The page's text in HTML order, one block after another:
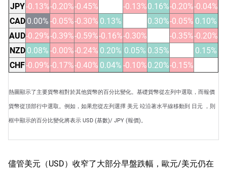
JPY-0.13%-0.20%-0.45% -0.13%0.16%-0.20%-0.04%
CAD 0.00%-0.05%-0.30% 0.13% 0.30%-0.05% 0.10%
AUD-0.29%-0.39%-0.59%-0.16%-0.30% -0.35%-0.20%
NZD 0.08%-0.00%-0.24% 0.20% 0.05% 0.35%
0.15%
CHF-0.09%-0.17%-0.40% 0.04%-0.10%0.20%-0.15%
熱圖顯示了主要貨幣相對於其他貨幣的百分比變化。基礎貨幣從左列中選取，而報價
貨幣從頂部行中選取。例如，如果您從左列選擇 美元 竝沿著水平線移動到 日元 ，則
框中顯示的百分比變化將表示 USD (基數)/ JPY (報價)。
儘管美元（USD）收窄了大部分早盤跌幅，歐元/美元仍在